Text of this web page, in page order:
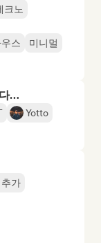
크노
스
미니멀
…
Yotto
가